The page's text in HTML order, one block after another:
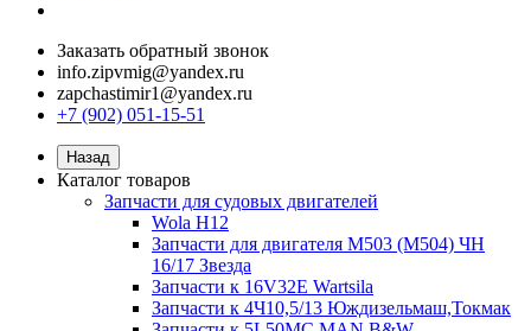
Заказать обратный звонок
info.zipvmig@yandex.ru
zapchastimir1@yandex.ru
+7 (902) 051-15-51
Назад
Каталог товаров
Запчасти для судовых двигателей
Wola H12
Запчасти для двигателя M503 (M504) ЧН
16/17 Звезда
Запчасти к 16V32E Wartsila
Запчасти к 4Ч10,5/13 Юждизельмаш,Токмак